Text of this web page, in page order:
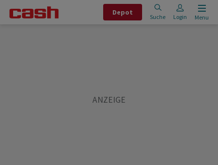
Depot
Suche Login Menu